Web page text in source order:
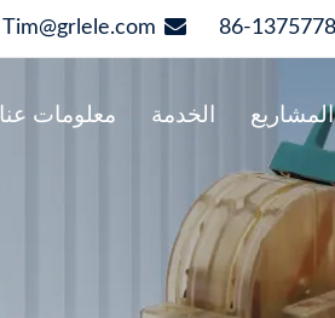
Tim@grlele.com
المشاريع الخدمة معلومات عنا